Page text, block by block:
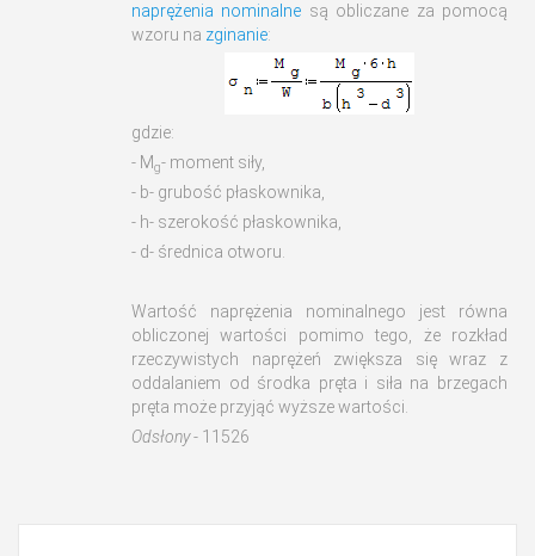
naprężenia nominalne są obliczane za pomocą
wzoru na zginanie:
gdzie:
- Mg- moment siły,
- b- grubość płaskownika,
- h- szerokość płaskownika,
- d- średnica otworu.
Wartość naprężenia nominalnego jest równa
obliczonej wartości pomimo tego, że rozkład
rzeczywistych naprężeń zwiększa się wraz z
oddalaniem od środka pręta i siła na brzegach
pręta może przyjąć wyższe wartości.
Odsłony- 11526